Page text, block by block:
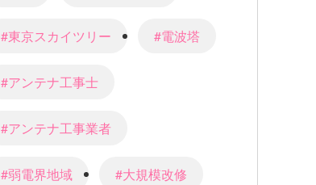
#東京スカイツリー #電波塔
#アンテナ工事士
#アンテナ工事業者
#弱電界地域 #大規模改修